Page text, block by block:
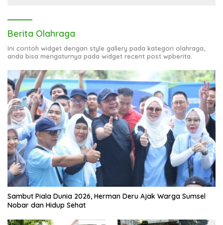
Berita Olahraga
Ini contoh widget dengan style gallery pada kategori olahraga,
anda bisa mengaturnya pada widget recent post wpberita.
Sambut Piala Dunia 2026, Herman Deru Ajak Warga Sumsel
Nobar dan Hidup Sehat